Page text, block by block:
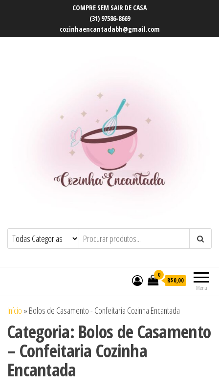
COMPRE SEM SAIR DE CASA
(31) 97586-8669
cozinhaencantadabh@gmail.com
Bolos em Maceió | Bolos
Personalizados de Casamento e
Personalizados de Casamento e
Aniversário em Maceió – Confeitaria
Cozinha Encantada
Bolos em Maceió | Bolos Personalizados
de Casamento e Aniversário em Maceió |
Doces Personalizados de Casamento e
Cozinha Encantada
Menu
0
R$0,00
Início » Bolos de Casamento - Confeitaria Cozinha Encantada
Categoria: Bolos de Casamento
– Confeitaria Cozinha
Encantada